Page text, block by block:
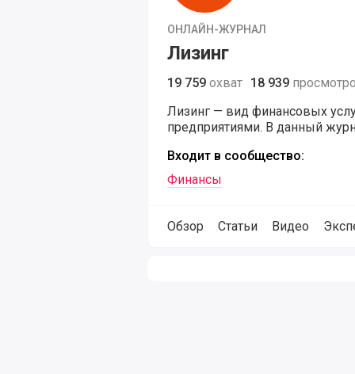
ОНЛАЙН-ЖУРНАЛ
Лизинг
19 759 охват 18 939
Лизинг — вид финансовых
предприятиями. В данный
Входит в сообщество:
Финансы
Обзор Статьи Видео